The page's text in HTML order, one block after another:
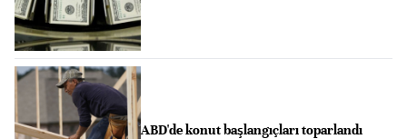
ABD'de konut başlangıçları toparlandı